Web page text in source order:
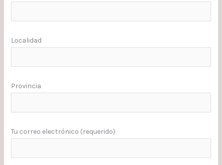
Localidad
Provincia
Tu correo electrónico (requerido)